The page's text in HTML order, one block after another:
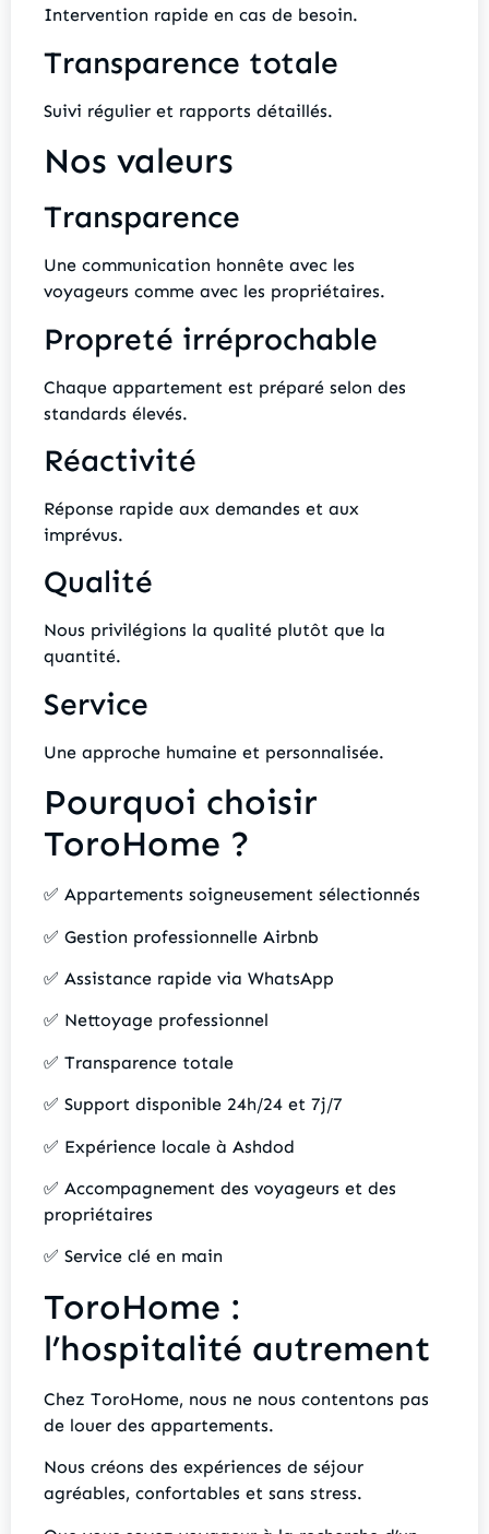
Intervention rapide en cas de besoin.
Transparence totale
Suivi régulier et rapports détaillés.
Nos valeurs
Transparence
Une communication honnête avec les
voyageurs comme avec les propriétaires.
Propreté irréprochable
Chaque appartement est préparé selon des
standards élevés.
Réactivité
Réponse rapide aux demandes et aux
imprévus.
Qualité
Nous privilégions la qualité plutôt que la
quantité.
Service
Une approche humaine et personnalisée.
Pourquoi choisir
ToroHome ?
✅ Appartements soigneusement sélectionnés
✅ Gestion professionnelle Airbnb
✅ Assistance rapide via WhatsApp
✅ Nettoyage professionnel
✅ Transparence totale
✅ Support disponible 24h/24 et 7j/7
✅ Expérience locale à Ashdod
✅ Accompagnement des voyageurs et des
propriétaires
✅ Service clé en main
ToroHome :
l’hospitalité autrement
Chez ToroHome, nous ne nous contentons pas
de louer des appartements.
Nous créons des expériences de séjour
agréables, confortables et sans stress.